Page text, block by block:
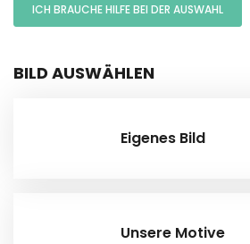
ICH BRAUCHE HILFE BEI DER AUSWAHL
BILD AUSWÄHLEN
Eigenes Bild
Unsere Motive